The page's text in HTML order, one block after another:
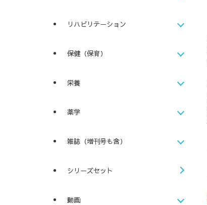
リハビリテーション
保健（保育）
栄養
薬学
雑誌（増刊号も含）
シリーズセット
動画